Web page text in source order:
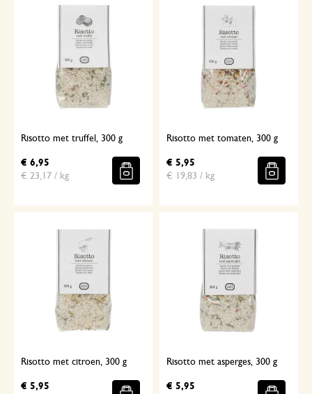
Risotto met truffel, 300 g
€ 6,95
€ 23,17 / kg
Risotto met tomaten, 300 g
€ 5,95
€ 19,83 / kg
Risotto met citroen, 300 g
€ 5,95
Risotto met asperges, 300 g
€ 5,95